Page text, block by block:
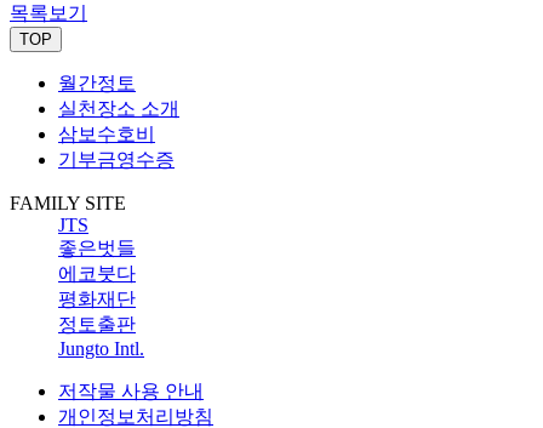
목록보기
TOP
월간정토
실천장소 소개
삼보수호비
기부금영수증
FAMILY SITE
JTS
좋은벗들
에코붓다
평화재단
정토출판
Jungto Intl.
저작물 사용 안내
개인정보처리방침